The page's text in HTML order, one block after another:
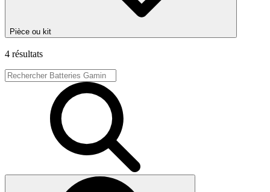
Pièce ou kit
4 résultats